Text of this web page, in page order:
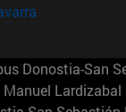
Donostia-San
Manuel